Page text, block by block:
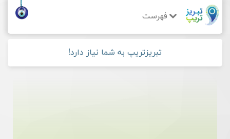
فهرست
تبریزتریپ به شما نیاز دارد!